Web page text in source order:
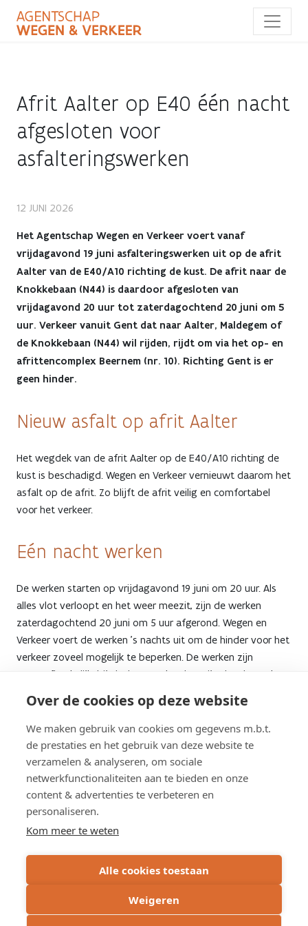
Over de cookies op deze website
We maken gebruik van cookies om gegevens m.b.t.
de prestaties en het gebruik van deze website te
verzamelen & analyseren, om sociale
netwerkfunctionaliteiten aan te bieden en onze
content & advertenties te verbeteren en
personaliseren.
Kom meer te weten
Alle cookies toestaan
Weigeren
naar
Afrit Aalter op E40 één nacht
afgesloten voor
asfalteringswerken
Afrit
Aalter
op
E40
één
nacht
afgesloten
asfalteringswerken
12 JUNI 2026
Het Agentschap Wegen en Verkeer voert vanaf
vrijdagavond 19 juni asfalteringswerken uit op de afrit
Aalter van de E40/A10 richting de kust. De afrit naar de
Knokkebaan (N44) is daardoor afgesloten van
vrijdagavond 20 uur tot zaterdagochtend 20 juni om 5
uur. Verkeer vanuit Gent dat naar Aalter, Maldegem of
de Knokkebaan (N44) wil rijden, rijdt om via het op- en
afrittencomplex Beernem (nr. 10). Richting Gent is er
geen hinder.
Nieuw asfalt op afrit Aalter
Het wegdek van de afrit Aalter op de E40/A10 richting de
kust is beschadigd. Wegen en Verkeer vernieuwt daarom het
asfalt op de afrit. Zo blijft de afrit veilig en comfortabel
voor het verkeer.
Eén nacht werken
De werken starten op vrijdagavond 19 juni om 20 uur. Als
alles vlot verloopt en het weer meezit, zijn de werken
zaterdagochtend 20 juni om 5 uur afgerond. Wegen en
Verkeer voert de werken ’s nachts uit om de hinder voor het
verkeer zoveel mogelijk te beperken. De werken zijn
weersafhankelijk: bij slecht weer kan het zijn dat de werken
Omleiding via Beernem
Tijdens de werken is de afrit Aalter van de E40/A10 richting
(N44) wil rijden. Verkeer rijdt verder op de snelweg tot aan
het op- en afrittencomplex Beernem (nr. 10), om daar via de
Wingene Steenweg (N370) de brug over te rijden en
vervolgens opnieuw de E40/A10 op te rijden richting Gent.
Verderop neemt het verkeer de eerstvolgende afrit Aalter.
Voor het verkeer op de E40/A10 richting Gent/Brussel is er